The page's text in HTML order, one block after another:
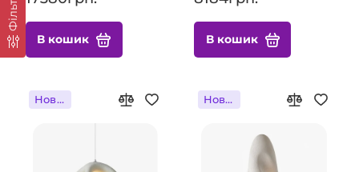
Фільтр
В кошик В кошик
Новинка Новинка